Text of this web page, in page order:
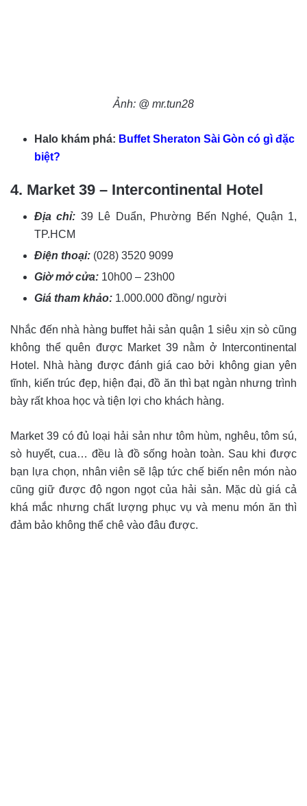
Ảnh: @ mr.tun28
Halo khám phá: Buffet Sheraton Sài Gòn có gì đặc
biệt?
4. Market 39 – Intercontinental Hotel
Địa chỉ: 39 Lê Duẩn, Phường Bến Nghé, Quận 1,
TP.HCM
Điện thoại: (028) 3520 9099
Giờ mở cửa: 10h00 – 23h00
Giá tham khảo: 1.000.000 đồng/ người
Nhắc đến nhà hàng buffet hải sản quận 1 siêu xịn sò cũng
không thể quên được Market 39 nằm ở Intercontinental
Hotel. Nhà hàng được đánh giá cao bởi không gian yên
tĩnh, kiến trúc đẹp, hiện đại, đồ ăn thì bạt ngàn nhưng trình
bày rất khoa học và tiện lợi cho khách hàng.
Market 39 có đủ loại hải sản như tôm hùm, nghêu, tôm sú,
sò huyết, cua… đều là đồ sống hoàn toàn. Sau khi được
bạn lựa chọn, nhân viên sẽ lập tức chế biến nên món nào
cũng giữ được độ ngon ngọt của hải sản. Mặc dù giá cả
khá mắc nhưng chất lượng phục vụ và menu món ăn thì
đảm bảo không thể chê vào đâu được.